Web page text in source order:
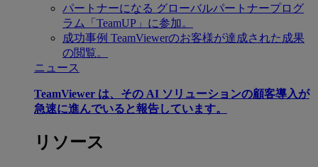
パートナーになる グローバルパートナープログ
ラム「TeamUP」に参加。
成功事例 TeamViewerのお客様が達成された成果
の閲覧。
ニュース
TeamViewer は、その AI ソリューションの顧客導入が
急速に進んでいると報告しています。
リソース